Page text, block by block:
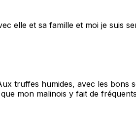
elle et sa famille et moi je suis
truffes humides, avec les bons
mon malinois y fait de